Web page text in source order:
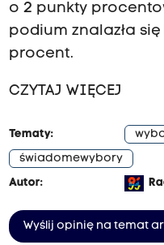
o 2 punkty
podium znalazła
procent.
CZYTAJ WIĘCEJ
Tematy:
świadomewybory
Autor:
Wyślij opinię na temat